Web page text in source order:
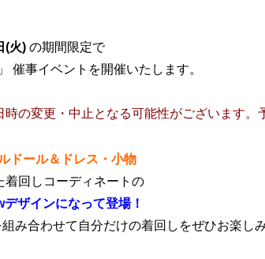
(火) の期間限定で
催事イベントを開催いたします。
の変更・中止となる可能性がございます。
ドール＆ドレス・小物
着回しコーディネートの
デザインになって登場！
み合わせて自分だけの着回しをぜひお楽し